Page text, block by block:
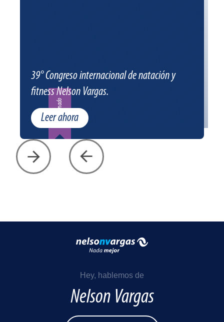
Patrocinado
39° Congreso internacional de natación y
fitness Nelson Vargas.
Leer ahora
Hey, hablemos de
Nelson Vargas